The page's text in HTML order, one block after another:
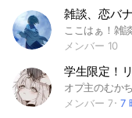
メンバー 10
学生限定！
メンバー 7
7